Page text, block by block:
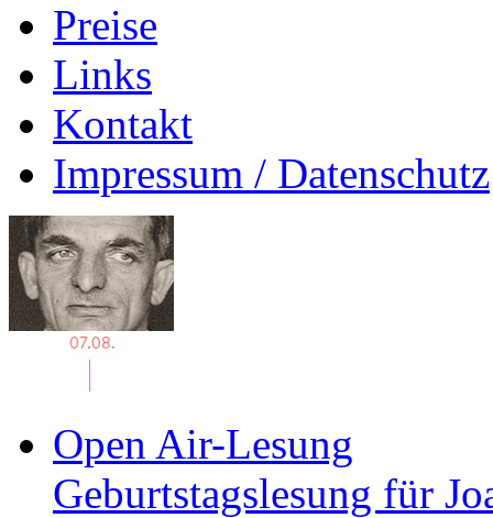
Preise
Links
Kontakt
Impressum / Datenschutz
Open Air-Lesung
Geburtstagslesung für